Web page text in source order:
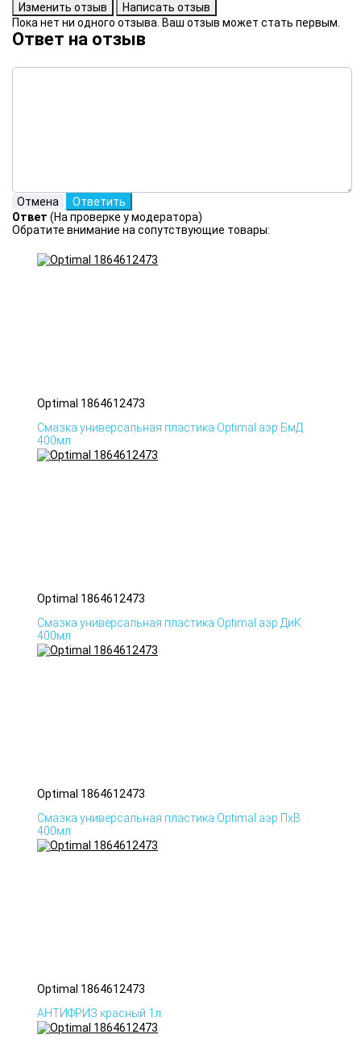
Пока нет ни одного отзыва. Ваш отзыв может стать первым.
Ответ на отзыв
Ответ (На проверке у модератора)
Обратите внимание на сопутствующие товары:
Optimal 1864612473
Смазка универсальная пластика Optimal аэр БмД
400мл
Optimal 1864612473
Смазка универсальная пластика Optimal аэр ДиК
400мл
Optimal 1864612473
Смазка универсальная пластика Optimal аэр ПхВ
400мл
Optimal 1864612473
АНТИФРИЗ красный 1л.